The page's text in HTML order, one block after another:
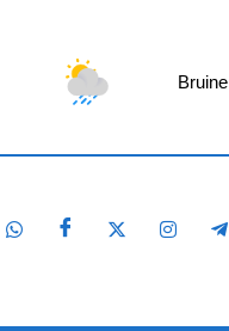
Bruine